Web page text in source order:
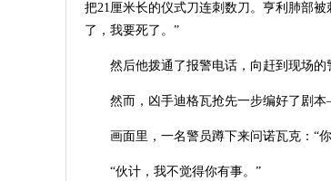
把21厘米长的仪式刀连刺数刀。亨利肺部
了，我要死了。”
然后他拨通了报警电话，向赶到现场
然而，凶手迪格瓦抢先一步编好了剧
画面里，一名警员蹲下来问诺瓦克：“
“伙计，我不觉得你有事。”